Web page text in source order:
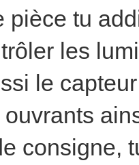
pièce tu
les
le
consigne,